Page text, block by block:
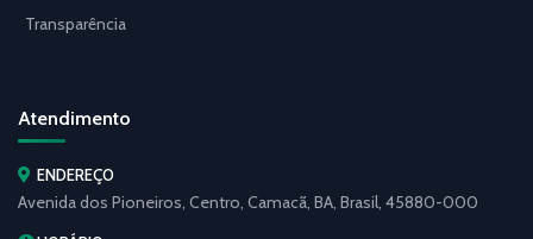
Transparência
Atendimento
ENDEREÇO
Avenida dos Pioneiros, Centro, Camacã, BA, Brasil, 45880-000